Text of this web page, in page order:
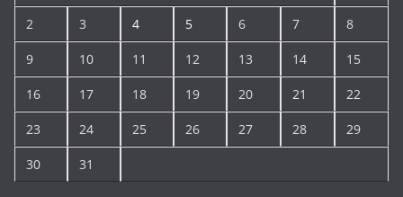
2 3 4 5 6 7 8
9 10 11 12 13 14 15
16 17 18 19 20 21 22
23 24 25 26 27 28 29
30 31